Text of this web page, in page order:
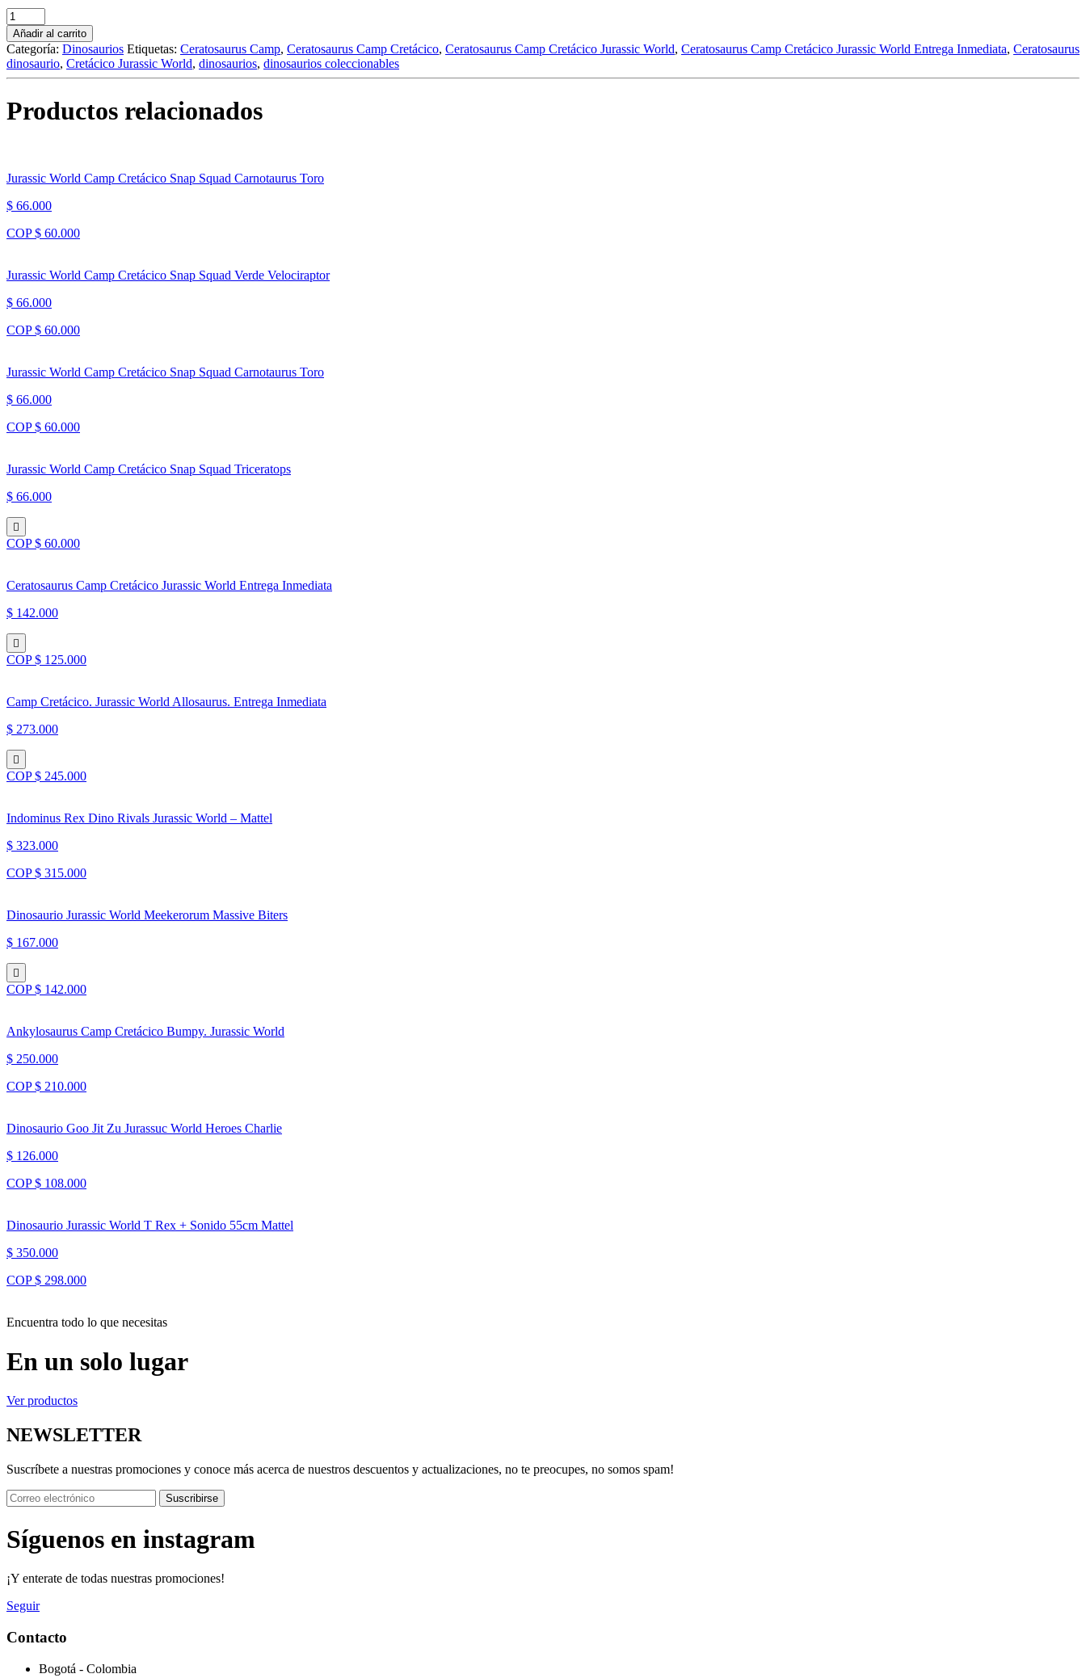
Ceratosaurus
Camp
Cretácico
Jurassic
World
Inmediata
cantidad
Añadir al carrito
Categoría: Dinosaurios Etiquetas: Ceratosaurus Camp, Ceratosaurus Camp Cretácico, Ceratosaurus Camp Cretácico Jurassic World, Ceratosaurus Camp Cretácico Jurassic World Entrega Inmediata, Ceratosaurus
dinosaurio, Cretácico Jurassic World, dinosaurios, dinosaurios coleccionables
Productos relacionados
Jurassic World Camp Cretácico Snap Squad Carnotaurus Toro
$ 66.000
COP $ 60.000
Jurassic World Camp Cretácico Snap Squad Verde Velociraptor
$ 66.000
COP $ 60.000
Jurassic World Camp Cretácico Snap Squad Carnotaurus Toro
$ 66.000
COP $ 60.000
Jurassic World Camp Cretácico Snap Squad Triceratops
$ 66.000
COP $ 60.000
Ceratosaurus Camp Cretácico Jurassic World Entrega Inmediata
$ 142.000
COP $ 125.000
Camp Cretácico. Jurassic World Allosaurus. Entrega Inmediata
$ 273.000
COP $ 245.000
Indominus Rex Dino Rivals Jurassic World – Mattel
$ 323.000
COP $ 315.000
Dinosaurio Jurassic World Meekerorum Massive Biters
$ 167.000
COP $ 142.000
Ankylosaurus Camp Cretácico Bumpy. Jurassic World
$ 250.000
COP $ 210.000
Dinosaurio Goo Jit Zu Jurassuc World Heroes Charlie
$ 126.000
COP $ 108.000
Dinosaurio Jurassic World T Rex + Sonido 55cm Mattel
$ 350.000
COP $ 298.000
Encuentra todo lo que necesitas
En un solo lugar
Ver productos
NEWSLETTER
Suscríbete a nuestras promociones y conoce más acerca de nuestros descuentos y actualizaciones, no te preocupes, no somos spam!
Suscribirse
Síguenos en instagram
¡Y enterate de todas nuestras promociones!
Seguir
Contacto
Bogotá - Colombia